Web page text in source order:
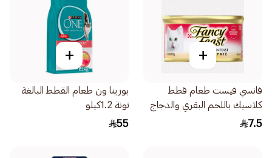
+
فانسي فيست طعام قطط
كلاسيك باللحم البقري والدجاج
85جرام
7.5
+
بورينا ون طعام القطط البالغة
تونة 1.2كيلو
55